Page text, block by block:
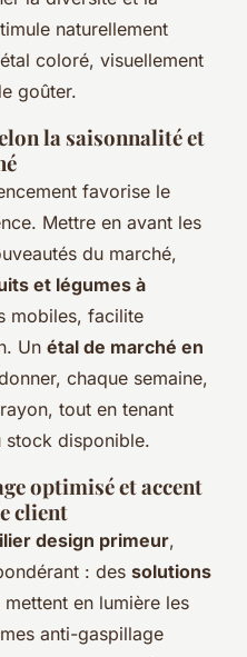
naturellement
coloré, visuellement
goûter.
la saisonnalité et
favorise le
Mettre en avant les
du marché,
et légumes à
mobiles, facilite
Un étal de marché en
chaque semaine,
tout en tenant
stock disponible.
optimisé et accent
client
design primeur,
: des solutions
mettent en lumière les
anti-gaspillage